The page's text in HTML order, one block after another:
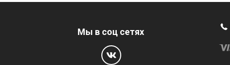
Мы в соц сетях